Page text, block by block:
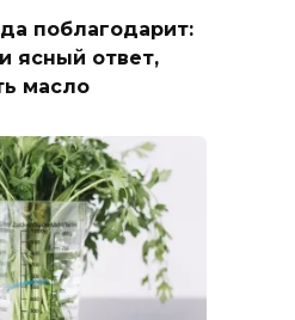
поблагодарит:
ясный ответ,
масло